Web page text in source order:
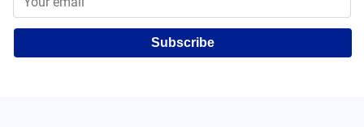
Subscribe